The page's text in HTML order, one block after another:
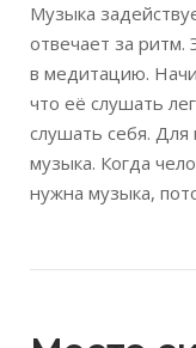
Музыка
отвечает за
в медитацию.
что её слушать
слушать себя.
музыка. Когда
нужна музыка,